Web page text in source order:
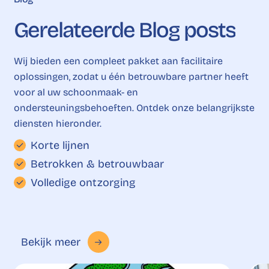
Gerelateerde Blog posts
Wij bieden een compleet pakket aan facilitaire
oplossingen, zodat u één betrouwbare partner heeft
voor al uw schoonmaak- en
ondersteuningsbehoeften. Ontdek onze belangrijkste
diensten hieronder.
Korte lijnen
Betrokken & betrouwbaar
Volledige ontzorging
Bekijk meer